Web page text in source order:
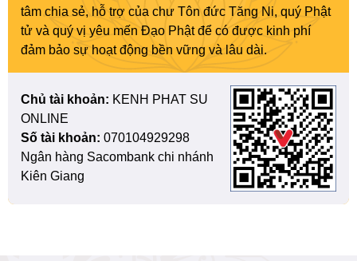
tâm chia sẻ, hỗ trợ của chư Tôn đức Tăng Ni, quý Phật
tử và quý vị yêu mến Đạo Phật để có được kinh phí
đảm bảo sự hoạt động bền vững và lâu dài.
Chủ tài khoản: KENH PHAT SU
ONLINE
Số tài khoản: 070104929298
Ngân hàng Sacombank chi nhánh
Kiên Giang